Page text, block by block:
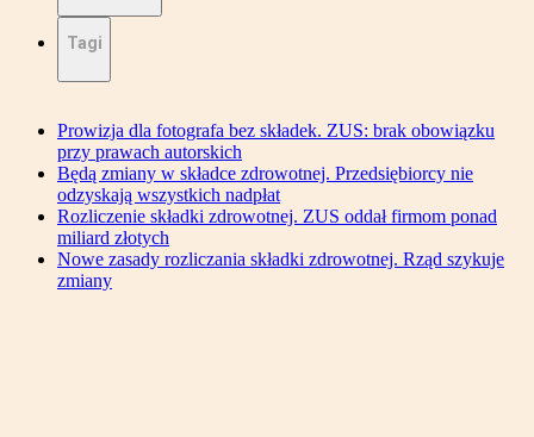
Tagi
Prowizja dla fotografa bez składek. ZUS: brak obowiązku
przy prawach autorskich
Będą zmiany w składce zdrowotnej. Przedsiębiorcy nie
odzyskają wszystkich nadpłat
Rozliczenie składki zdrowotnej. ZUS oddał firmom ponad
miliard złotych
Nowe zasady rozliczania składki zdrowotnej. Rząd szykuje
zmiany